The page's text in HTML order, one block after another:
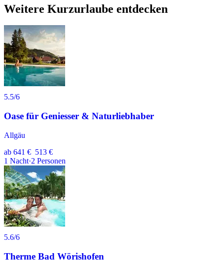
Weitere Kurzurlaube entdecken
5.5/6
Oase für Geniesser & Naturliebhaber
Allgäu
ab 641 € 513 €
1 Nacht·2 Personen
5.6/6
Therme Bad Wörishofen